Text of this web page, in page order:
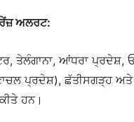
ਅਲਰਟ:
ਤੇਲੰਗਾਨਾ, ਆਂਧਰਾ ਪ੍ਰਦੇਸ਼,
ਪ੍ਰਦੇਸ਼), ਛੱਤੀਸਗੜ੍ਹ ਅਤੇ
ਹਨ।